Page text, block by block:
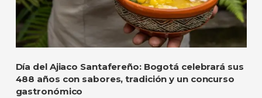
Día del Ajiaco Santafereño: Bogotá celebrará sus
488 años con sabores, tradición y un concurso
gastronómico